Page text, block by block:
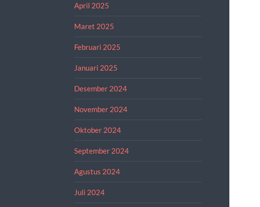
April 2025
Maret 2025
Februari 2025
Januari 2025
Desember 2024
November 2024
Oktober 2024
September 2024
Agustus 2024
Juli 2024